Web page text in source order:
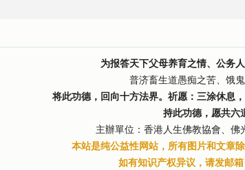
为报答天下父母养育之情、公务
普济畜生道愚痴之苦、饿
将此功德，回向十方法界。祈愿：三涂休息
持此功德，愿共六
主辦單位：香港人生佛教協會、佛
本站是纯公益性网站，所有图片和文章
如有知识产权异议，请发邮